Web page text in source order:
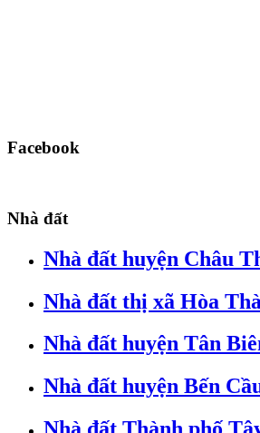
Facebook
Nhà đất
Nhà đất huyện Châu
Nhà đất thị xã Hòa
Nhà đất huyện Tân
Nhà đất huyện Bến